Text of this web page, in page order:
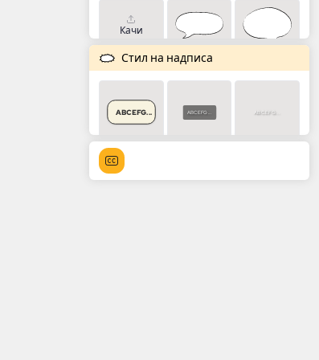
Качи
Стил на надписа
ABCEFG... ABCEFG... ABCEFG...
ABCEFG... ABCEFG...